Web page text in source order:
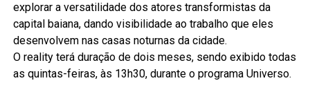
explorar a versatilidade dos atores transformistas da
capital baiana, dando visibilidade ao trabalho que eles
desenvolvem nas casas noturnas da cidade.
O reality terá duração de dois meses, sendo exibido todas
as quintas-feiras, às 13h30, durante o programa Universo.